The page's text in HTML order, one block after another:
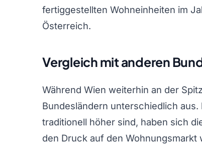
fertiggestellten Wohneinheiten im
Österreich.
Vergleich mit anderen
Während Wien weiterhin an der
Bundesländern unterschiedlich
traditionell höher sind, haben sich
den Druck auf den